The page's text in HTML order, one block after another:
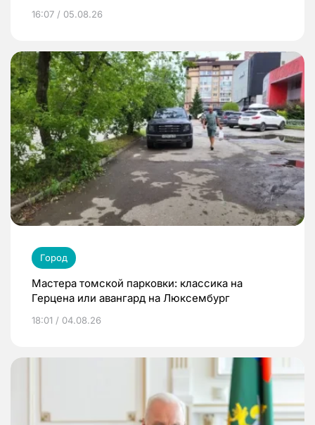
16:07 / 05.08.26
Город
Мастера томской парковки: классика на
Герцена или авангард на Люксембург
18:01 / 04.08.26